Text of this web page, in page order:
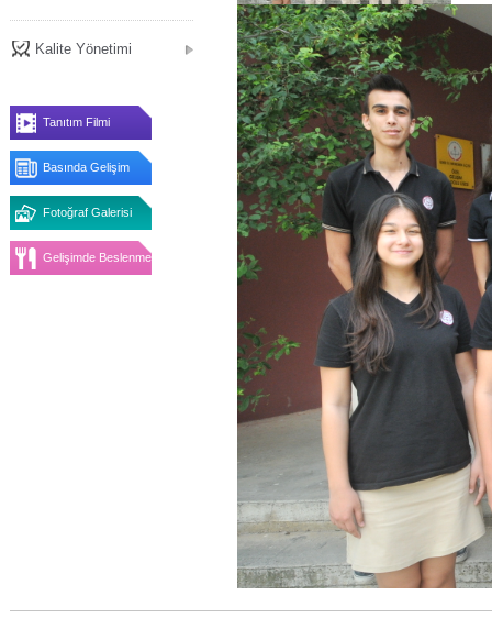
Kalite Yönetimi
Tanıtım Filmi
Basında Gelişim
Fotoğraf Galerisi
Gelişimde Beslenme